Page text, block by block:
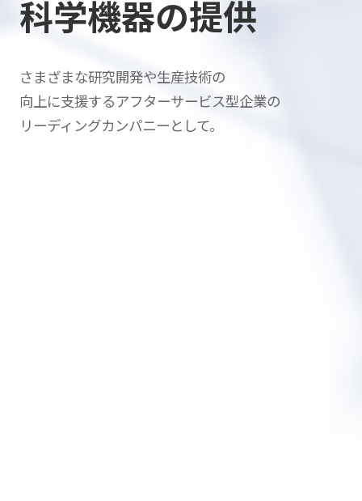
科学機器の提供
さまざまな研究開発や生産技術の
向上に支援するアフターサービス型企業の
リーディングカンパニーとして。